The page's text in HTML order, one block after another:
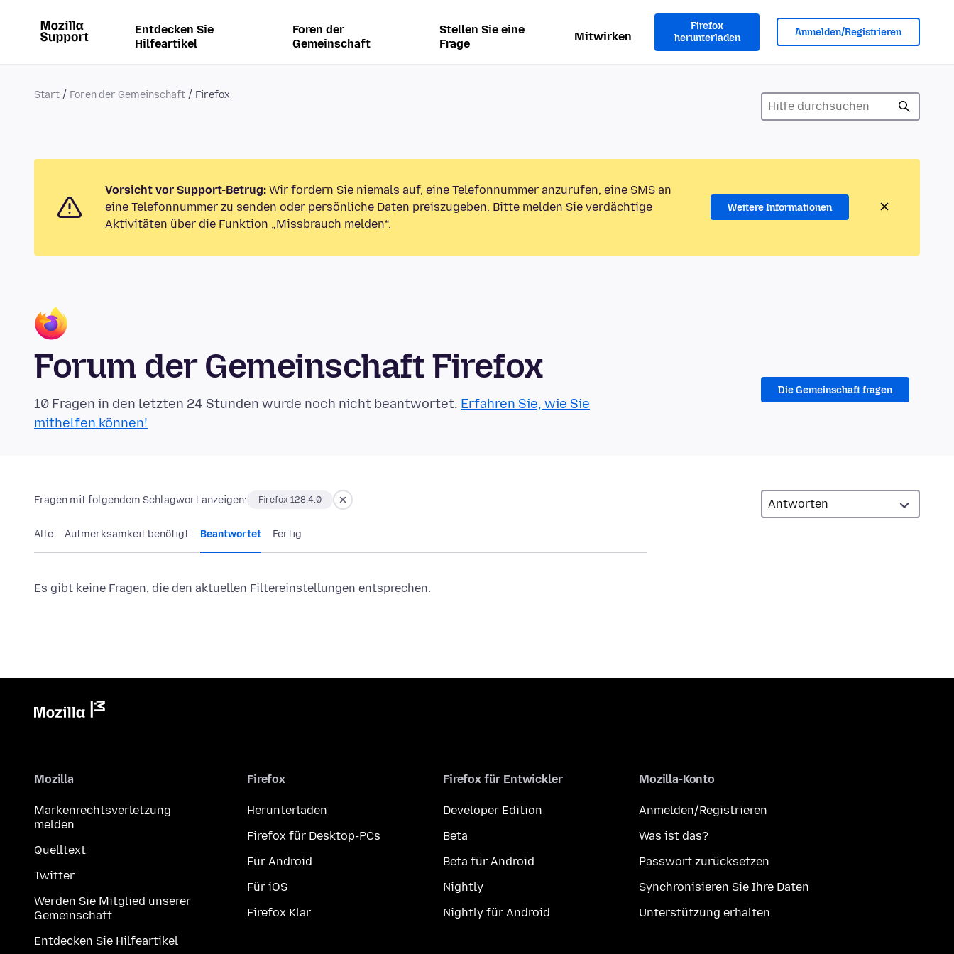
Entdecken Sie
Hilfeartikel
Foren der
Gemeinschaft
Stellen Sie eine
Frage
Mitwirken
Firefox
herunterladen
Anmelden/Registrieren
Start Foren der Gemeinschaft Firefox
Vorsicht vor Support-Betrug: Wir fordern Sie niemals auf, eine Telefonnummer anzurufen, eine SMS an
eine Telefonnummer zu senden oder persönliche Daten preiszugeben. Bitte melden Sie verdächtige
Aktivitäten über die Funktion „Missbrauch melden“.
Weitere Informationen
Forum der Gemeinschaft Firefox
10 Fragen in den letzten 24 Stunden wurde noch nicht beantwortet. Erfahren Sie, wie Sie
mithelfen können!
Die Gemeinschaft fragen
Fragen mit folgendem Schlagwort anzeigen: Firefox 128.4.0
Alle Aufmerksamkeit benötigt Beantwortet Fertig
Es gibt keine Fragen, die den aktuellen Filtereinstellungen entsprechen.
Mozilla
Markenrechtsverletzung
melden
Quelltext
Twitter
Werden Sie Mitglied unserer
Gemeinschaft
Entdecken Sie Hilfeartikel
Firefox
Herunterladen
Firefox für Desktop-PCs
Für Android
Für iOS
Firefox Klar
Firefox für Entwickler
Developer Edition
Beta
Beta für Android
Nightly
Nightly für Android
Mozilla-Konto
Anmelden/Registrieren
Was ist das?
Passwort zurücksetzen
Synchronisieren Sie Ihre Daten
Unterstützung erhalten